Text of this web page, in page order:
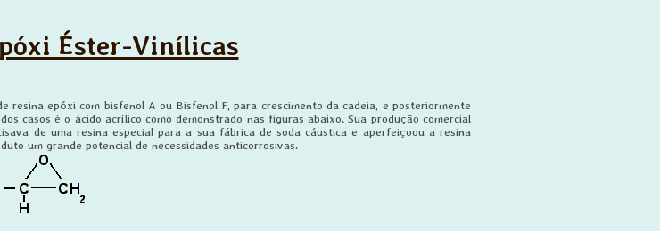
Éster-Vinílicas
epóxi com bisfenol A ou Bisfenol F, para crescimento da cadeia, e posteriormente
casos é o ácido acrílico como demonstrado nas figuras abaixo. Sua produção comercial
de uma resina especial para a sua fábrica de soda cáustica e aperfeiçoou a resina
um grande potencial de necessidades anticorrosivas.